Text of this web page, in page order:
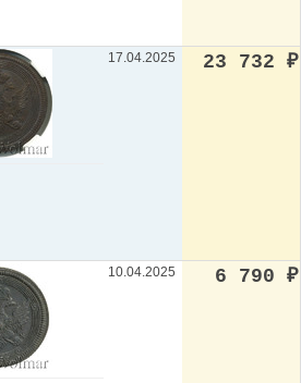
17.04.2025 23 732 ₽
10.04.2025 6 790 ₽